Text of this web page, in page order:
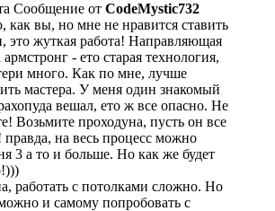
Сообщение от CodeMystic732
как вы, но мне не нравится ставить
это жуткая работа! Направляющая
- ето старая технология,
много. Как по мне, лучше
мастера. У меня один знакомый
вешал, ето ж все опасно. Не
Возьмите проходуна, пусть он все
правда, на весь процесс можно
3 а то и больше. Но как же будет
работать с потолками сложно. Но
и самому попробовать с